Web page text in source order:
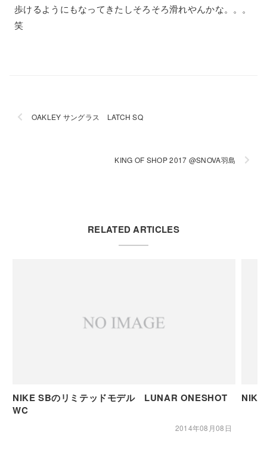
歩けるようにもなってきたしそろそろ滑れやんかな。。。
笑
OAKLEY サングラス LATCH SQ
KING OF SHOP 2017 @SNOVA羽島
RELATED ARTICLES
NIKE SBのリミテッドモデル LUNAR ONESHOT
WC
2014年08月08日